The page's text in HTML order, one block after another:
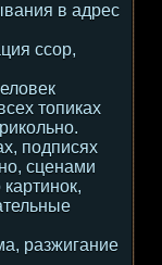
в адрес
ссор,
топиках
подписях
сценами
разжигание